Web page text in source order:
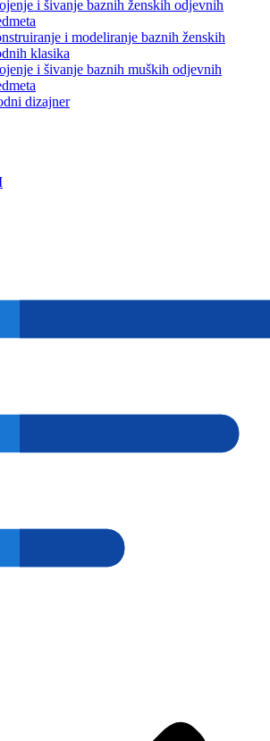
i šivanje baznih ženskih odjevnih
i modeliranje baznih ženskih
klasika
i šivanje baznih muških odjevnih
dizajner